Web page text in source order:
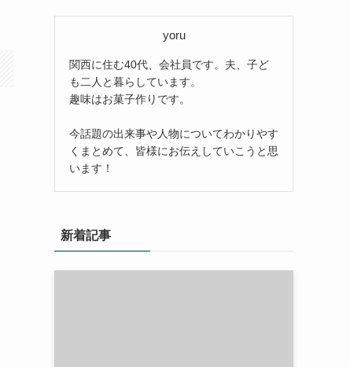
yoru
関西に住む40代、会社員です。夫、子ど
も二人と暮らしています。
趣味はお菓子作りです。
今話題の出来事や人物についてわかりやす
くまとめて、皆様にお伝えしていこうと思
います！
新着記事